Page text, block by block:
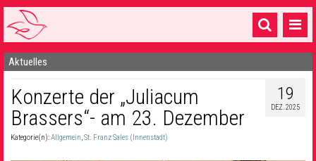
Startseite
1 Pfarrei
16 Gemeinden & mehr
Aktuelles
19
DEZ. 2025
Konzerte der „Juliacum
Brassers“- am 23. Dezember
Kategorie(n):Allgemein,St. Franz Sales (Innenstadt)